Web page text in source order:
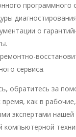
о
сервиса.
обратитесь за
как в
экспертами
компьютерной